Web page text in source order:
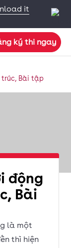
it
ký thi ngay
Bài tập
động
Bài
là một
thì hiện